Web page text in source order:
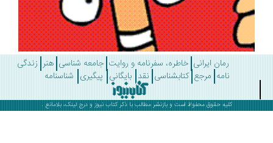
رمان ایرانی خاطره، سفرنامه و روایت جامعه شناسی هنر زندگی
مرجع کتابشناسی نقد بایگانی پیگیری شناسنامه
کلیه حقوق محفوظ است و بازنشر مطالب با ذکرکتاب نیوزو درج لینک، بلامانع .